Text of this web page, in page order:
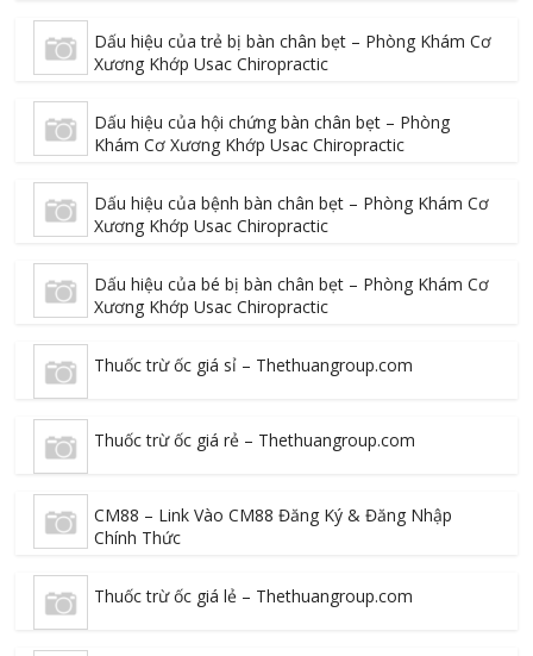
Dấu hiệu của trẻ bị bàn chân bẹt – Phòng Khám Cơ
Xương Khớp Usac Chiropractic
Dấu hiệu của hội chứng bàn chân bẹt – Phòng
Khám Cơ Xương Khớp Usac Chiropractic
Dấu hiệu của bệnh bàn chân bẹt – Phòng Khám Cơ
Xương Khớp Usac Chiropractic
Dấu hiệu của bé bị bàn chân bẹt – Phòng Khám Cơ
Xương Khớp Usac Chiropractic
Thuốc trừ ốc giá sỉ – Thethuangroup.com
Thuốc trừ ốc giá rẻ – Thethuangroup.com
CM88 – Link Vào CM88 Đăng Ký & Đăng Nhập
Chính Thức
Thuốc trừ ốc giá lẻ – Thethuangroup.com